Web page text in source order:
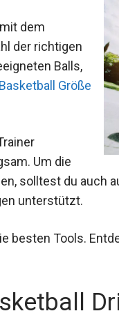
dem
der richtigen
Balls,
Um die
solltest du auch
unterstützt.
besten Tools.